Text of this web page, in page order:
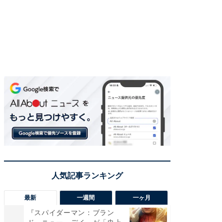
最新 一週間 一ヶ月
『スパイダーマン：ブラン